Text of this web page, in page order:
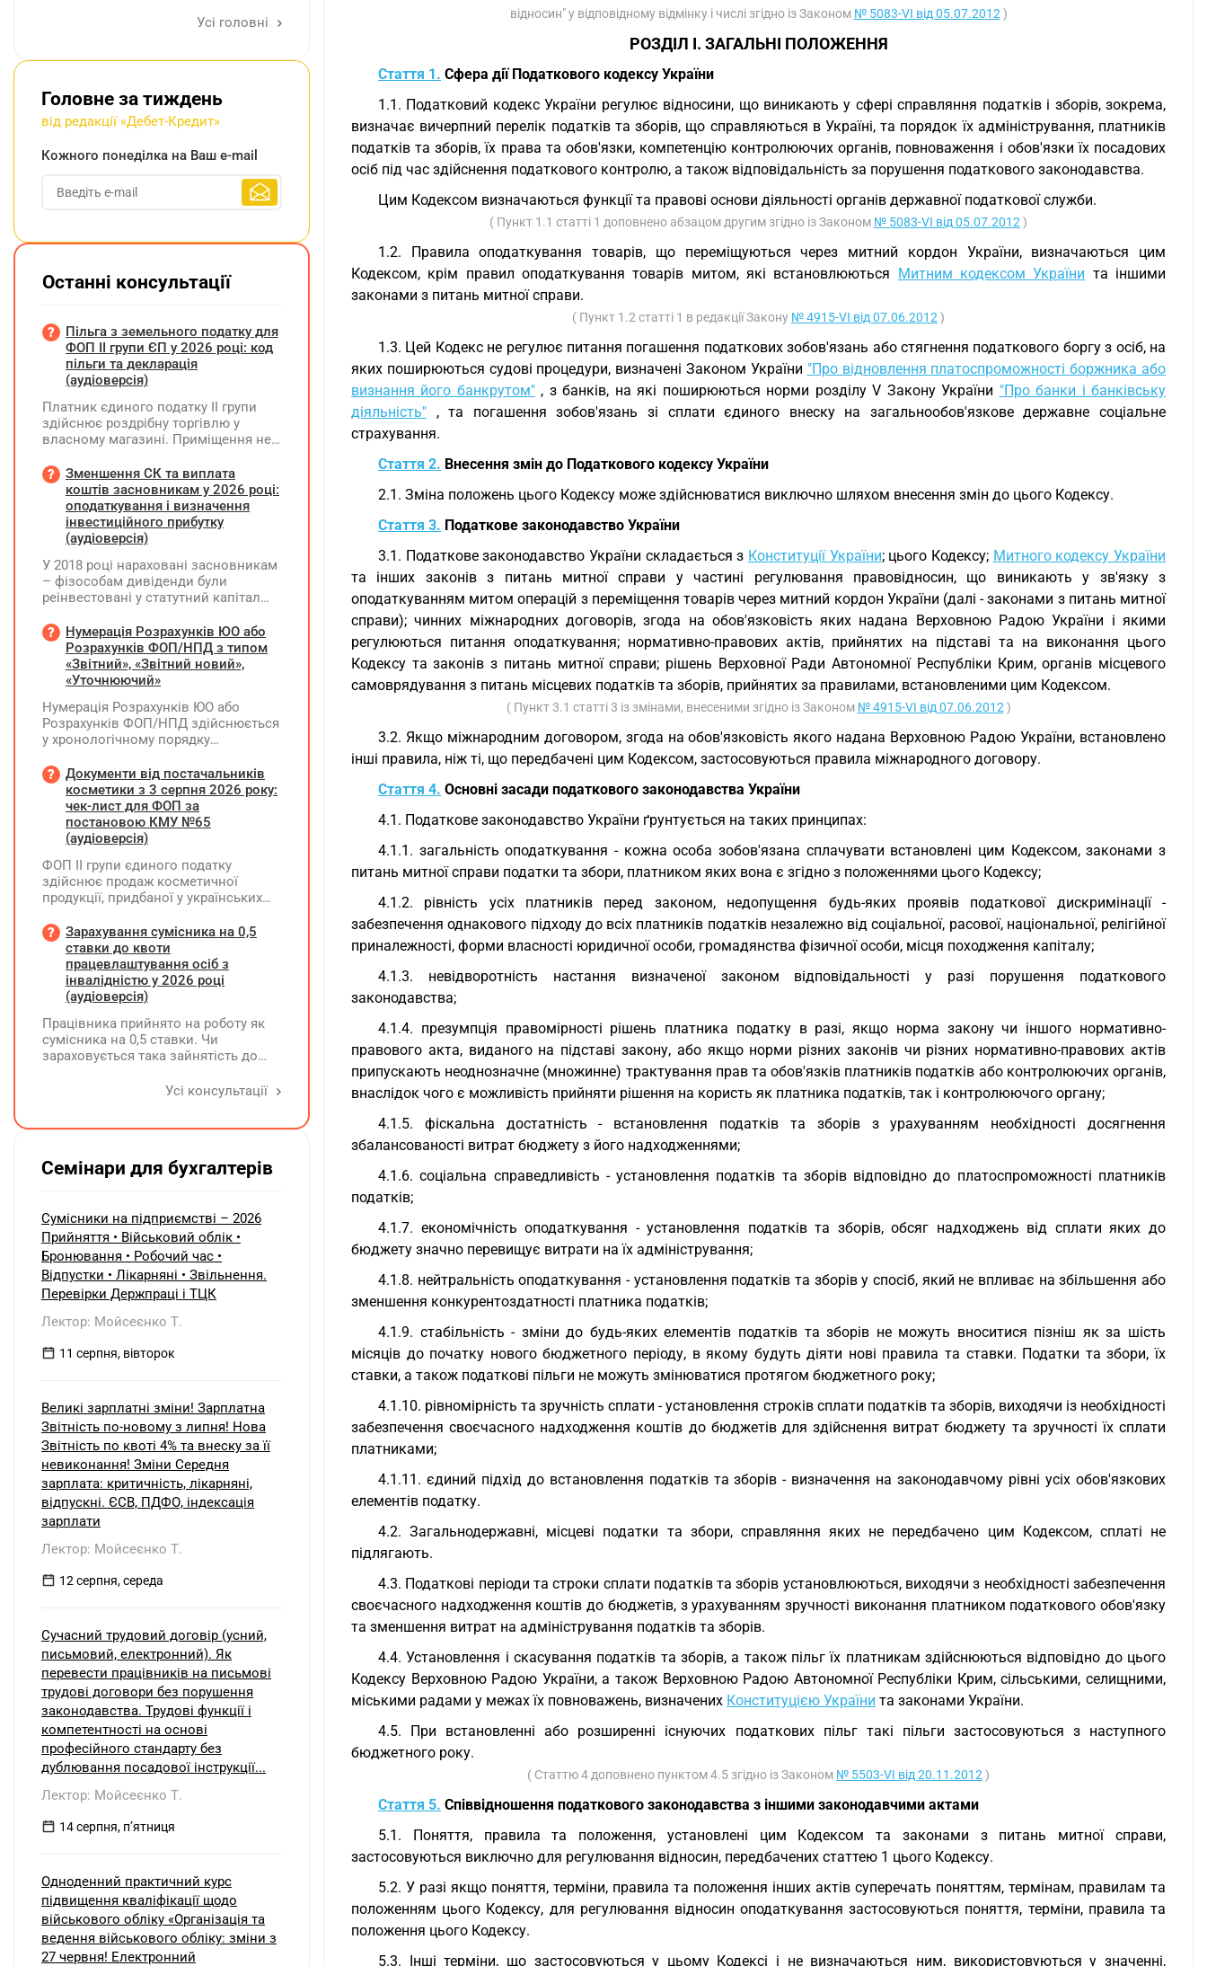
відносин" у відповідному відмінку і числі згідно із Законом № 5083-VI від 05.07.2012 )
РОЗДІЛ I. ЗАГАЛЬНІ ПОЛОЖЕННЯ
Стаття 1. Сфера дії Податкового кодексу України
1.1. Податковий кодекс України регулює відносини, що виникають у сфері справляння податків і зборів, зокрема,
визначає вичерпний перелік податків та зборів, що справляються в Україні, та порядок їх адміністрування, платників
податків та зборів, їх права та обов'язки, компетенцію контролюючих органів, повноваження і обов'язки їх посадових
осіб під час здійснення податкового контролю, а також відповідальність за порушення податкового законодавства.
Цим Кодексом визначаються функції та правові основи діяльності органів державної податкової служби.
( Пункт 1.1 статті 1 доповнено абзацом другим згідно із Законом № 5083-VI від 05.07.2012 )
1.2. Правила оподаткування товарів, що переміщуються через митний кордон України, визначаються цим
Кодексом, крім правил оподаткування товарів митом, які встановлюються Митним кодексом України та іншими
законами з питань митної справи.
( Пункт 1.2 статті 1 в редакції Закону № 4915-VI від 07.06.2012 )
1.3. Цей Кодекс не регулює питання погашення податкових зобов'язань або стягнення податкового боргу з осіб, на
яких поширюються судові процедури, визначені Законом України "Про відновлення платоспроможності боржника або
визнання його банкрутом", з банків, на які поширюються норми розділу V Закону України "Про банки і банківську
діяльність" , та погашення зобов'язань зі сплати єдиного внеску на загальнообов'язкове державне соціальне
страхування.
Стаття 2. Внесення змін до Податкового кодексу України
2.1. Зміна положень цього Кодексу може здійснюватися виключно шляхом внесення змін до цього Кодексу.
Стаття 3. Податкове законодавство України
3.1. Податкове законодавство України складається з Конституції України; цього Кодексу; Митного кодексу України
та інших законів з питань митної справи у частині регулювання правовідносин, що виникають у зв'язку з
оподаткуванням митом операцій з переміщення товарів через митний кордон України (далі - законами з питань митної
справи); чинних міжнародних договорів, згода на обов'язковість яких надана Верховною Радою України і якими
регулюються питання оподаткування; нормативно-правових актів, прийнятих на підставі та на виконання цього
Кодексу та законів з питань митної справи; рішень Верховної Ради Автономної Республіки Крим, органів місцевого
самоврядування з питань місцевих податків та зборів, прийнятих за правилами, встановленими цим Кодексом.
( Пункт 3.1 статті 3 із змінами, внесеними згідно із Законом № 4915-VI від 07.06.2012 )
3.2. Якщо міжнародним договором, згода на обов'язковість якого надана Верховною Радою України, встановлено
інші правила, ніж ті, що передбачені цим Кодексом, застосовуються правила міжнародного договору.
Стаття 4. Основні засади податкового законодавства України
4.1. Податкове законодавство України ґрунтується на таких принципах:
4.1.1. загальність оподаткування - кожна особа зобов'язана сплачувати встановлені цим Кодексом, законами з
питань митної справи податки та збори, платником яких вона є згідно з положеннями цього Кодексу;
4.1.2. рівність усіх платників перед законом, недопущення будь-яких проявів податкової дискримінації -
забезпечення однакового підходу до всіх платників податків незалежно від соціальної, расової, національної, релігійної
приналежності, форми власності юридичної особи, громадянства фізичної особи, місця походження капіталу;
4.1.3. невідворотність настання визначеної законом відповідальності у разі порушення податкового
законодавства;
4.1.4. презумпція правомірності рішень платника податку в разі, якщо норма закону чи іншого нормативно-
правового акта, виданого на підставі закону, або якщо норми різних законів чи різних нормативно-правових актів
припускають неоднозначне (множинне) трактування прав та обов'язків платників податків або контролюючих органів,
внаслідок чого є можливість прийняти рішення на користь як платника податків, так і контролюючого органу;
4.1.5. фіскальна достатність - встановлення податків та зборів з урахуванням необхідності досягнення
збалансованості витрат бюджету з його надходженнями;
4.1.6. соціальна справедливість - установлення податків та зборів відповідно до платоспроможності платників
податків;
4.1.7. економічність оподаткування - установлення податків та зборів, обсяг надходжень від сплати яких до
бюджету значно перевищує витрати на їх адміністрування;
4.1.8. нейтральність оподаткування - установлення податків та зборів у спосіб, який не впливає на збільшення або
зменшення конкурентоздатності платника податків;
4.1.9. стабільність - зміни до будь-яких елементів податків та зборів не можуть вноситися пізніш як за шість
місяців до початку нового бюджетного періоду, в якому будуть діяти нові правила та ставки. Податки та збори, їх
ставки, а також податкові пільги не можуть змінюватися протягом бюджетного року;
4.1.10. рівномірність та зручність сплати - установлення строків сплати податків та зборів, виходячи із необхідності
забезпечення своєчасного надходження коштів до бюджетів для здійснення витрат бюджету та зручності їх сплати
платниками;
4.1.11. єдиний підхід до встановлення податків та зборів - визначення на законодавчому рівні усіх обов'язкових
елементів податку.
4.2. Загальнодержавні, місцеві податки та збори, справляння яких не передбачено цим Кодексом, сплаті не
підлягають.
4.3. Податкові періоди та строки сплати податків та зборів установлюються, виходячи з необхідності забезпечення
своєчасного надходження коштів до бюджетів, з урахуванням зручності виконання платником податкового обов'язку
та зменшення витрат на адміністрування податків та зборів.
4.4. Установлення і скасування податків та зборів, а також пільг їх платникам здійснюються відповідно до цього
Кодексу Верховною Радою України, а також Верховною Радою Автономної Республіки Крим, сільськими, селищними,
міськими радами у межах їх повноважень, визначених Конституцією України та законами України.
4.5. При встановленні або розширенні існуючих податкових пільг такі пільги застосовуються з наступного
бюджетного року.
( Статтю 4 доповнено пунктом 4.5 згідно із Законом № 5503-VI від 20.11.2012 )
Стаття 5. Співвідношення податкового законодавства з іншими законодавчими актами
5.1. Поняття, правила та положення, установлені цим Кодексом та законами з питань митної справи,
застосовуються виключно для регулювання відносин, передбачених статтею 1 цього Кодексу.
5.2. У разі якщо поняття, терміни, правила та положення інших актів суперечать поняттям, термінам, правилам та
положенням цього Кодексу, для регулювання відносин оподаткування застосовуються поняття, терміни, правила та
положення цього Кодексу.
5.3. Інші терміни, що застосовуються у цьому Кодексі і не визначаються ним, використовуються у значенні,
Усі головні
Головне за тиждень
від редакції «Дебет-Кредит»
Кожного понеділка на Ваш e-mail
Останні консультації
Пільга з земельного податку для
ФОП ІІ групи ЄП у 2026 році: код
пільги та декларація
(аудіоверсія)
Платник єдиного податку ІІ групи
здійснює роздрібну торгівлю у
власному магазині. Приміщення не
земельну ділянку має як ФОП. Як
правильно застосувати пільгу з
земельного податку? Подано форму
№20-ОПП на магазин і землю. Чи
необхідно подавати декларацію з
пільги зазначати?
Зменшення СК та виплата
коштів засновникам у 2026 році:
оподаткування і визначення
інвестиційного прибутку
(аудіоверсія)
У 2018 році нараховані засновникам
– фізособам дивіденди були
реінвестовані у статутний капітал
ПДФО та ВЗ. Крім того, статутний
капітал збільшувався за рахунок
нерозподіленого прибутку без
нарахування дивідендів. У 2026 році
виплатити кошти засновникам. Чи
потрібно утримувати ПДФО та ВЗ?
Нумерація Розрахунків ЮО або
Розрахунків ФОП/НПД з типом
«Звітний», «Звітний новий»,
«Уточнюючий»
Нумерація Розрахунків ЮО або
Розрахунків ФОП/НПД здійснюється
у хронологічному порядку
межах одного звітного
(податкового) періоду та не
продовжується в наступних
Документи від постачальників
косметики з 3 серпня 2026 року:
чек-лист для ФОП за
постановою КМУ №65
(аудіоверсія)
ФОП ІІ групи єдиного податку
здійснює продаж косметичної
продукції, придбаної у українських
потрібно вимагати від
постачальника після 03.08.2026 року
у зв'язку з повним набранням
чинності Технічного регламенту на
косметичну продукцію,
20.01.2021 р. №65?
Зарахування сумісника на 0,5
ставки до квоти
працевлаштування осіб з
інвалідністю у 2026 році
(аудіоверсія)
Працівника прийнято на роботу як
сумісника на 0,5 ставки. Чи
зараховується така зайнятість до
осіб з інвалідністю відповідно до
Усі консультації
Семінари для бухгалтерів
Сумісники на підприємстві – 2026
Прийняття • Військовий облік •
Бронювання • Робочий час •
Відпустки • Лікарняні • Звільнення.
Перевірки Держпраці і ТЦК
Лектор: Мойсеєнко Т.
11 серпня, вівторок
Великі зарплатні зміни! Зарплатна
Звітність по-новому з липня! Нова
Звітність по квоті 4% та внеску за її
невиконання! Зміни Середня
зарплата: критичність, лікарняні,
відпускні. ЄСВ, ПДФО, індексація
зарплати
Лектор: Мойсеєнко Т.
12 серпня, середа
Сучасний трудовий договір (усний,
письмовий, електронний). Як
перевести працівників на письмові
трудові договори без порушення
законодавства. Трудові функції і
компетентності на основі
професійного стандарту без
дублювання посадової інструкції...
Лектор: Мойсеєнко Т.
14 серпня, пʼятниця
Одноденний практичний курс
підвищення кваліфікації щодо
військового обліку «Організація та
ведення військового обліку: зміни з
27 червня! Електронний